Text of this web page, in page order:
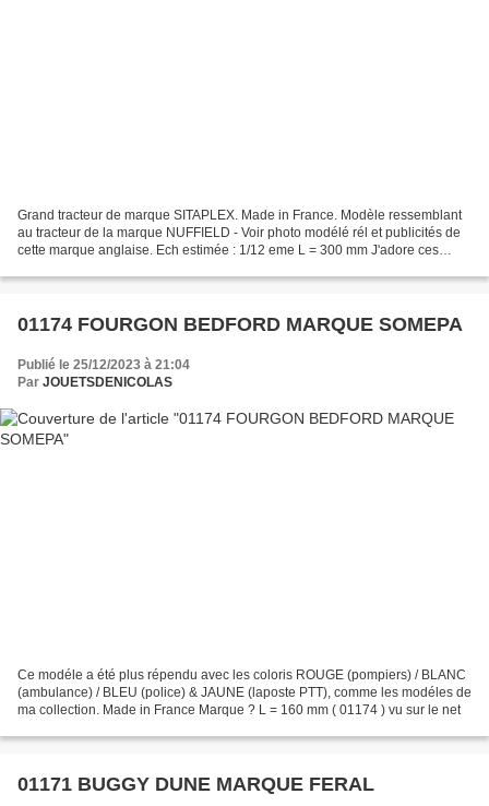
Grand tracteur de marque SITAPLEX. Made in France. Modèle ressemblant
au tracteur de la marque NUFFIELD - Voir photo modélé rél et publicités de
cette marque anglaise. Ech estimée : 1/12 eme L = 300 mm J'adore ces
01174 FOURGON BEDFORD MARQUE SOMEPA
Publié le 25/12/2023 à 21:04
Par JOUETSDENICOLAS
Ce modéle a été plus répendu avec les coloris ROUGE (pompiers) / BLANC
(ambulance) / BLEU (police) & JAUNE (laposte PTT), comme les modéles de
ma collection. Made in France Marque ? L = 160 mm ( 01174 ) vu sur le net
01171 BUGGY DUNE MARQUE FERAL